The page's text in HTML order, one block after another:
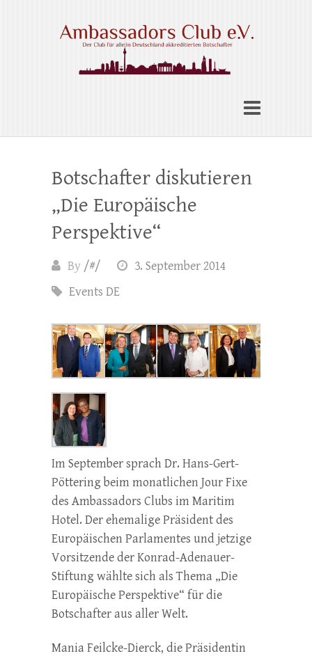
Ambassadors Club e.V.
Botschafter diskutieren
„Die Europäische
Perspektive“
By /#/
3. September 2014
Events DE
Im September sprach Dr. Hans-Gert-
Pöttering beim monatlichen Jour Fixe
des Ambassadors Clubs im Maritim
Hotel. Der ehemalige Präsident des
Europäischen Parlamentes und jetzige
Vorsitzende der Konrad-Adenauer-
Stiftung wählte sich als Thema „Die
Europäische Perspektive“ für die
Botschafter aus aller Welt.
Mania Feilcke-Dierck, die Präsidentin